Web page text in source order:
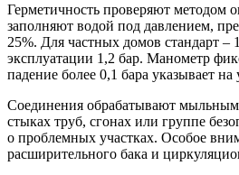
Герметичность проверяют методом
заполняют водой под давлением,
25%. Для частных домов стандарт –
эксплуатации 1,2 бар. Манометр
падение более 0,1 бара указывает на
Соединения обрабатывают
стыках труб, сгонах или группе
о проблемных участках. Особое
расширительного бака и